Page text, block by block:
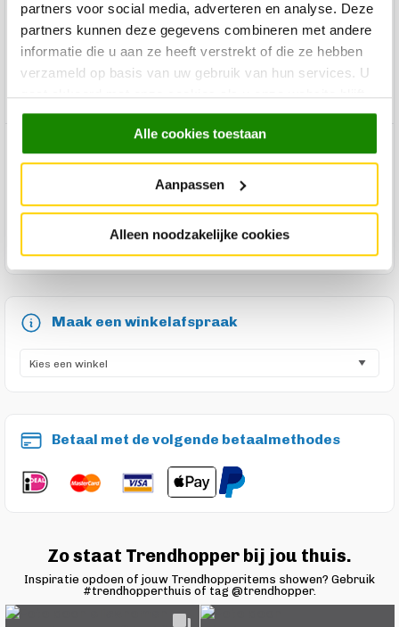
partners voor social media, adverteren en analyse. Deze
partners kunnen deze gegevens combineren met andere
informatie die u aan ze heeft verstrekt of die ze hebben
verzameld op basis van uw gebruik van hun services. U
gaat akkoord met onze cookies als u onze website blijft
gebruiken.
Alle cookies toestaan
Aanpassen
Alleen noodzakelijke cookies
maar o zo fijn detail is de softclose, waardoor deuren en
lade van tv-meubel Gaya altijd rustig sluiten. Tv-meubel Gaya
heeft naast het open vak 3 deuren en 1 lade. Gebruik de kast
als tv-meubel, laag dressoir of originele lage roomdivider in
je woonkamer!
Product specificaties
Maak een winkelafspraak
Betaal met de volgende betaalmethodes
Zo staat Trendhopper bij jou thuis.
Inspiratie opdoen of jouw Trendhopperitems showen? Gebruik
#trendhopperthuis of tag @trendhopper.